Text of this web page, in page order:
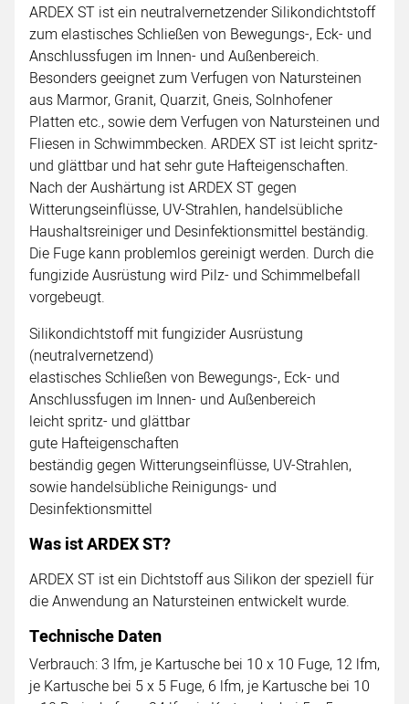
ARDEX ST ist ein neutralvernetzender Silikondichtstoff
zum elastisches Schließen von Bewegungs-, Eck- und
Anschlussfugen im Innen- und Außenbereich.
Besonders geeignet zum Verfugen von Natursteinen
aus Marmor, Granit, Quarzit, Gneis, Solnhofener
Platten etc., sowie dem Verfugen von Natursteinen und
Fliesen in Schwimmbecken. ARDEX ST ist leicht spritz-
und glättbar und hat sehr gute Hafteigenschaften.
Nach der Aushärtung ist ARDEX ST gegen
Witterungseinflüsse, UV-Strahlen, handelsübliche
Haushaltsreiniger und Desinfektionsmittel beständig.
Die Fuge kann problemlos gereinigt werden. Durch die
fungizide Ausrüstung wird Pilz- und Schimmelbefall
vorgebeugt.
Silikondichtstoff mit fungizider Ausrüstung
(neutralvernetzend)
elastisches Schließen von Bewegungs-, Eck- und
Anschlussfugen im Innen- und Außenbereich
leicht spritz- und glättbar
gute Hafteigenschaften
beständig gegen Witterungseinflüsse, UV-Strahlen,
sowie handelsübliche Reinigungs- und
Desinfektionsmittel
Was ist ARDEX ST?
ARDEX ST ist ein Dichtstoff aus Silikon der speziell für
die Anwendung an Natursteinen entwickelt wurde.
Technische Daten
Verbrauch: 3 lfm, je Kartusche bei 10 x 10 Fuge, 12 lfm,
je Kartusche bei 5 x 5 Fuge, 6 lfm, je Kartusche bei 10